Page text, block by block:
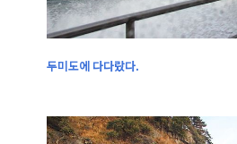
두미도에 다다랐다.